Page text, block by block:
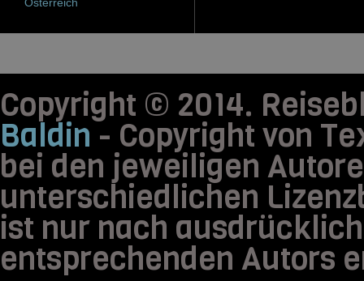
Copyright © 2014.
Baldin- Copyright von
bei den jeweiligen
unterschiedlichen
ist nur nach
entsprechenden Autors